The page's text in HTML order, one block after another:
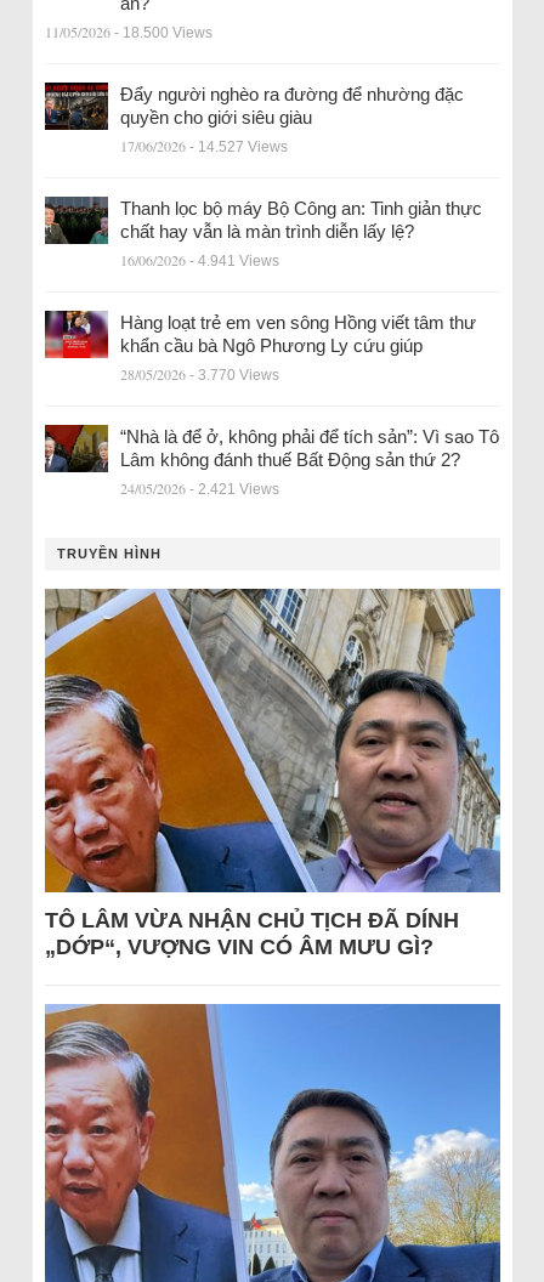
11/05/2026 - 18.500 Views
Đẩy người nghèo ra đường để nhường đặc
quyền cho giới siêu giàu
17/06/2026 - 14.527 Views
Thanh lọc bộ máy Bộ Công an: Tinh giản thực
chất hay vẫn là màn trình diễn lấy lệ?
16/06/2026 - 4.941 Views
Hàng loạt trẻ em ven sông Hồng viết tâm thư
khẩn cầu bà Ngô Phương Ly cứu giúp
28/05/2026 - 3.770 Views
“Nhà là để ở, không phải để tích sản”: Vì sao Tô
Lâm không đánh thuế Bất Động sản thứ 2?
24/05/2026 - 2.421 Views
TRUYỀN HÌNH
TÔ LÂM VỪA NHẬN CHỦ TỊCH ĐÃ DÍNH
„DỚP“, VƯỢNG VIN CÓ ÂM MƯU GÌ?